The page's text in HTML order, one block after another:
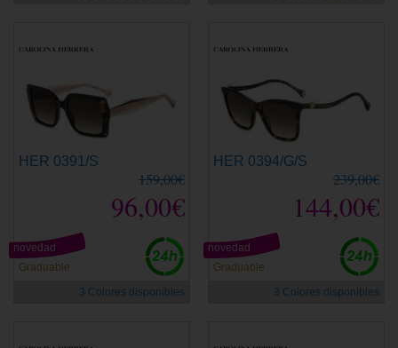
HER 0391/S
159,00€
96,00€
Graduable
novedad
3 Colores disponibles
HER 0394/G/S
239,00€
144,00€
Graduable
novedad
3 Colores disponibles